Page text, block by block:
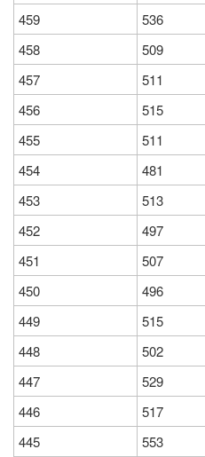
459
536
458
509
457
511
456
515
455
511
454
481
453
513
452
497
451
507
450
496
449
515
448
502
447
529
446
517
445
553